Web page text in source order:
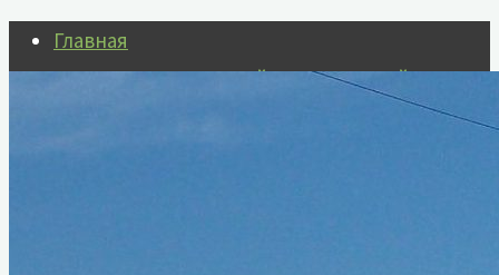
Перейти
к
Главная
Государственный каталог Музейного